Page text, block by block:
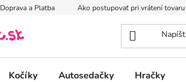
Doprava a Platba Ako postupovať pri vrátení tovaru
Kočíky Autosedačky Hračky